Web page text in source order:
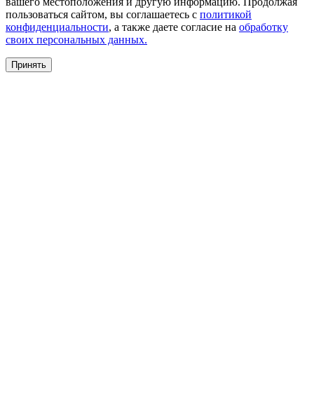
пользоваться сайтом, вы соглашаетесь с политикой
конфиденциальности, а также даете согласие на обработку
своих персональных данных.
Принять